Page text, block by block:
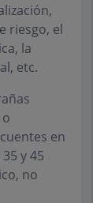
riesgo, el
la
etc.
en
y 45
no